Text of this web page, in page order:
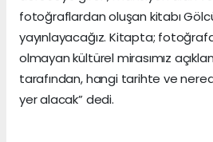
fotoğraflardan oluşan kitabı
yayınlayacağız. Kitapta;
olmayan kültürel mirasımız
tarafından, hangi tarihte ve
yer alacak” dedi.